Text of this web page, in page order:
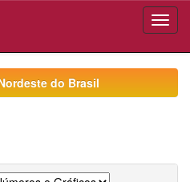
do Brasil